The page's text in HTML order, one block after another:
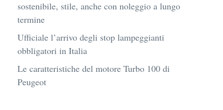
sostenibile, stile, anche con noleggio a lungo
termine
Ufficiale l’arrivo degli stop lampeggianti
obbligatori in Italia
Le caratteristiche del motore Turbo 100 di
Peugeot